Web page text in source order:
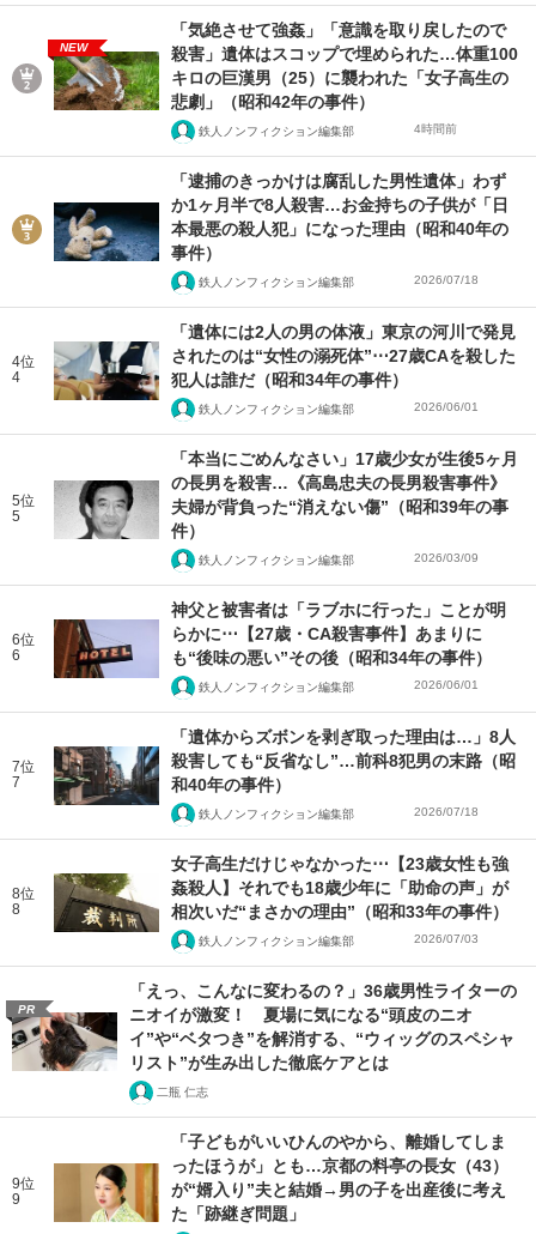
NEW
「気絶させて強姦」「意識を取り戻したので
殺害」遺体はスコップで埋められた…体重100
キロの巨漢男（25）に襲われた「女子高生の
悲劇」（昭和42年の事件）
鉄人ノンフィクション編集部 4時間前
「逮捕のきっかけは腐乱した男性遺体」わず
か1ヶ月半で8人殺害…お金持ちの子供が「日
本最悪の殺人犯」になった理由（昭和40年の
事件）
鉄人ノンフィクション編集部 2026/07/18
4位
4
「遺体には2人の男の体液」東京の河川で発見
されたのは“女性の溺死体”⋯27歳CAを殺した
犯人は誰だ（昭和34年の事件）
鉄人ノンフィクション編集部 2026/06/01
5位
5
「本当にごめんなさい」17歳少女が生後5ヶ月
の長男を殺害…《高島忠夫の長男殺害事件》
夫婦が背負った“消えない傷”（昭和39年の事
件）
鉄人ノンフィクション編集部 2026/03/09
6位
6
神父と被害者は「ラブホに行った」ことが明
らかに⋯【27歳・CA殺害事件】あまりに
も“後味の悪い”その後（昭和34年の事件）
鉄人ノンフィクション編集部 2026/06/01
7位
7
「遺体からズボンを剥ぎ取った理由は…」8人
殺害しても“反省なし”…前科8犯男の末路（昭
和40年の事件）
鉄人ノンフィクション編集部 2026/07/18
8位
8
女子高生だけじゃなかった⋯【23歳女性も強
姦殺人】それでも18歳少年に「助命の声」が
相次いだ“まさかの理由”（昭和33年の事件）
鉄人ノンフィクション編集部 2026/07/03
PR
「えっ、こんなに変わるの？」36歳男性ライターの
ニオイが激変！ 夏場に気になる“頭皮のニオ
イ”や“ベタつき”を解消する、“ウィッグのスペシャ
リスト”が生み出した徹底ケアとは
二瓶 仁志
9位
9
「子どもがいいひんのやから、離婚してしま
ったほうが」とも…京都の料亭の長女（43）
が“婿入り”夫と結婚→男の子を出産後に考え
た「跡継ぎ問題」